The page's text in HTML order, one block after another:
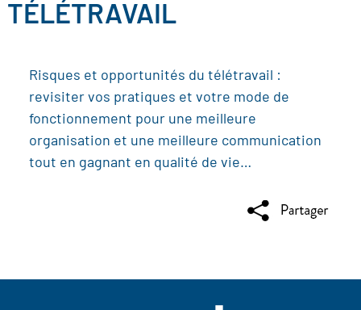
TÉLÉTRAVAIL
Risques et opportunités du télétravail :
revisiter vos pratiques et votre mode de
fonctionnement pour une meilleure
organisation et une meilleure communication
tout en gagnant en qualité de vie…